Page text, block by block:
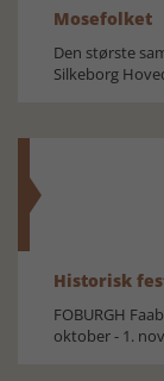
Mosefolket
Den største
Silkeborg
Historisk
FOBURGH
oktober - 1.